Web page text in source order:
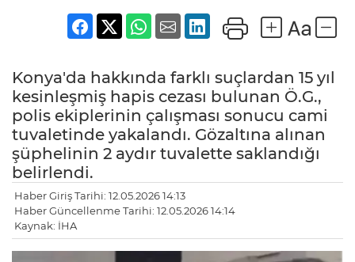
Konya'da hakkında farklı suçlardan 15 yıl
kesinleşmiş hapis cezası bulunan Ö.G.,
polis ekiplerinin çalışması sonucu cami
tuvaletinde yakalandı. Gözaltına alınan
şüphelinin 2 aydır tuvalette saklandığı
belirlendi.
Haber Giriş Tarihi: 12.05.2026 14:13
Haber Güncellenme Tarihi: 12.05.2026 14:14
Kaynak: İHA